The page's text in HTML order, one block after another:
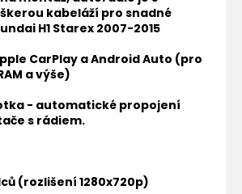
kabeláží pro snadné
H1 Starex 2007-2015
CarPlay a Android Auto (pro
a výše)
- automatické propojení
s rádiem.
(rozlišení 1280x720p)